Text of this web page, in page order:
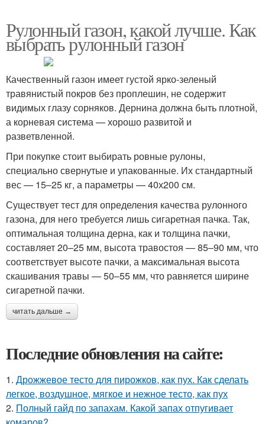
Рулонный газон, какой лучше. Как
выбрать рулонный газон
Качественный газон имеет густой ярко-зеленый
травянистый покров без проплешин, не содержит
видимых глазу сорняков. Дернина должна быть плотной,
а корневая система — хорошо развитой и
разветвленной.
При покупке стоит выбирать ровные рулоны,
специально свернутые и упакованные. Их стандартный
вес — 15–25 кг, а параметры — 40х200 см.
Существует тест для определения качества рулонного
газона, для него требуется лишь сигаретная пачка. Так,
оптимальная толщина дерна, как и толщина пачки,
составляет 20–25 мм, высота травостоя — 85–90 мм, что
соответствует высоте пачки, а максимальная высота
скашивания травы — 50–55 мм, что равняется ширине
сигаретной пачки.
читать дальше →
Последние обновления на сайте:
1. Дрожжевое тесто для пирожков, как пух. Как сделать
легкое, воздушное, мягкое и нежное тесто, как пух
2. Полный гайд по запахам. Какой запах отпугивает